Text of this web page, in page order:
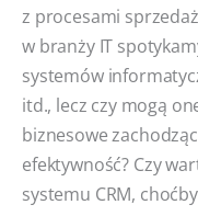
z procesami
w branży IT
systemów
itd., lecz czy mogą
biznesowe
efektywność? Czy
systemu CRM,